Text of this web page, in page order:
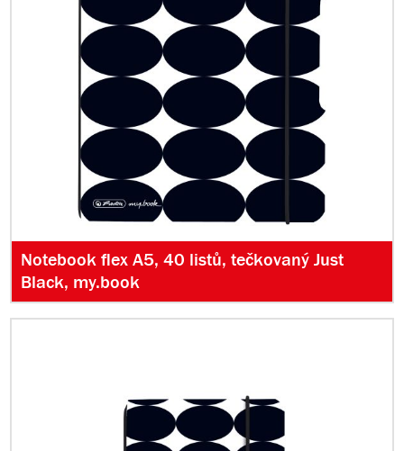
Notebook flex A5, 40 listů, tečkovaný Just
Black, my.book